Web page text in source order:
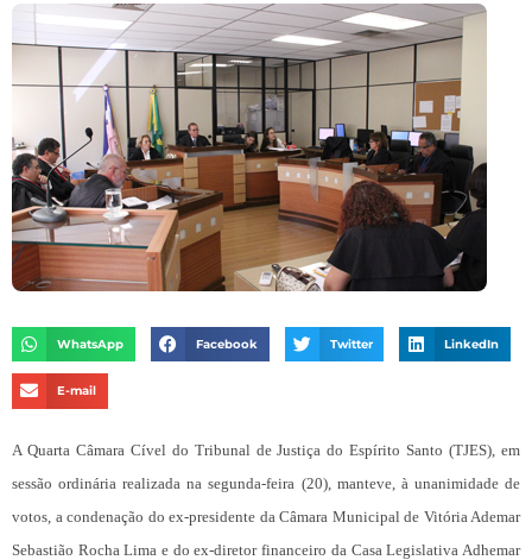
WhatsApp Facebook Twitter LinkedIn
E-mail
A Quarta Câmara Cível do Tribunal de Justiça do Espírito Santo (TJES), em
sessão ordinária realizada na segunda-feira (20), manteve, à unanimidade de
votos, a condenação do ex-presidente da Câmara Municipal de Vitória Ademar
Sebastião Rocha Lima e do ex-diretor financeiro da Casa Legislativa Adhemar